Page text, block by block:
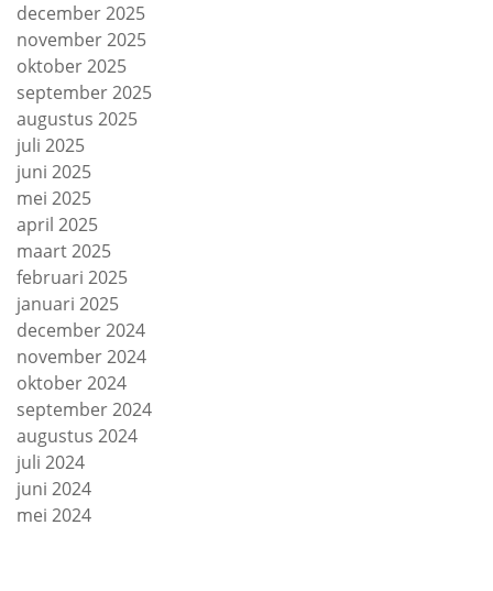
december 2025
november 2025
oktober 2025
september 2025
augustus 2025
juli 2025
juni 2025
mei 2025
april 2025
maart 2025
februari 2025
januari 2025
december 2024
november 2024
oktober 2024
september 2024
augustus 2024
juli 2024
juni 2024
mei 2024